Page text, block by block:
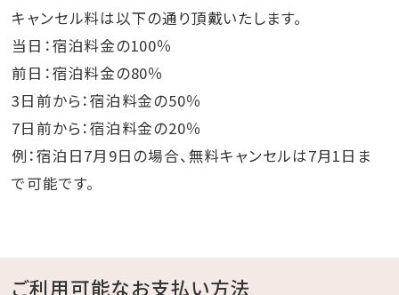
キャンセル料は以下の通り頂戴いたします。
当日：宿泊料金の100％
前日：宿泊料金の80％
3日前から：宿泊料金の50％
7日前から：宿泊料金の20％
例：宿泊日7月9日の場合、無料キャンセルは7月1日ま
で可能です。
ご利用可能なお支払い方法